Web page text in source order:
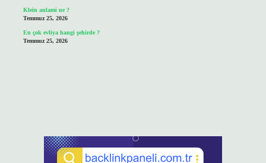
Klein anlami ne ?
Temmuz 25, 2026
En çok evliya hangi şehirde ?
Temmuz 25, 2026